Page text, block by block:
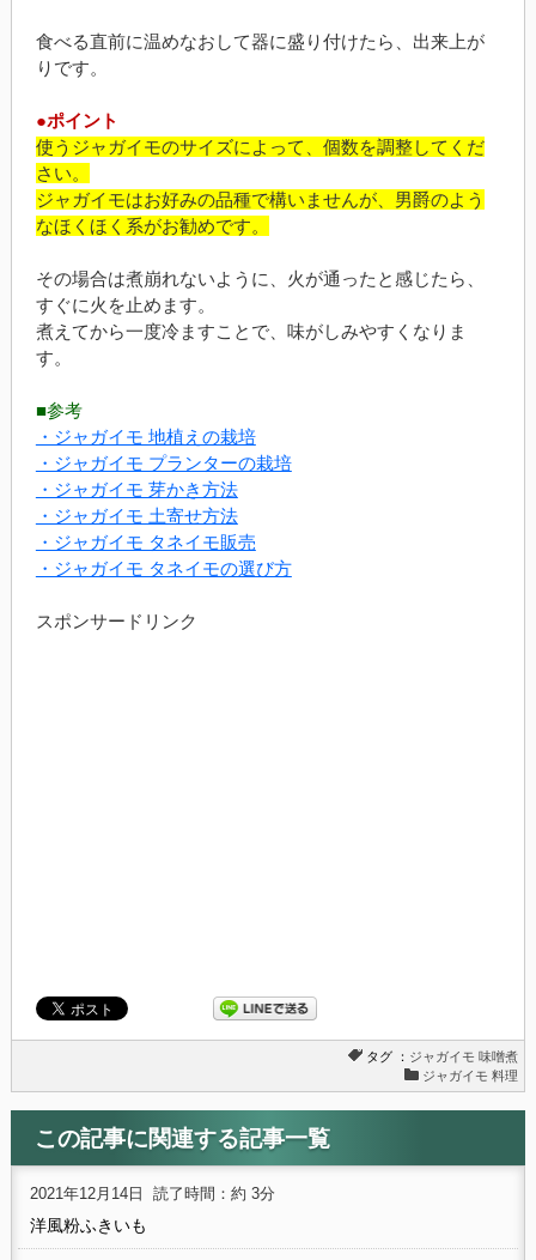
食べる直前に温めなおして器に盛り付けたら、出来上が
りです。
●ポイント
使うジャガイモのサイズによって、個数を調整してくだ
さい。
ジャガイモはお好みの品種で構いませんが、男爵のよう
なほくほく系がお勧めです。
その場合は煮崩れないように、火が通ったと感じたら、
すぐに火を止めます。
煮えてから一度冷ますことで、味がしみやすくなりま
す。
■参考
・ジャガイモ 地植えの栽培
・ジャガイモ プランターの栽培
・ジャガイモ 芽かき方法
・ジャガイモ 土寄せ方法
・ジャガイモ タネイモ販売
・ジャガイモ タネイモの選び方
スポンサードリンク
タグ ： ジャガイモ 味噌煮
ジャガイモ 料理
この記事に関連する記事一覧
2021年12月14日 読了時間：約 3分
洋風粉ふきいも